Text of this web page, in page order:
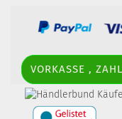
VORKASSE ,